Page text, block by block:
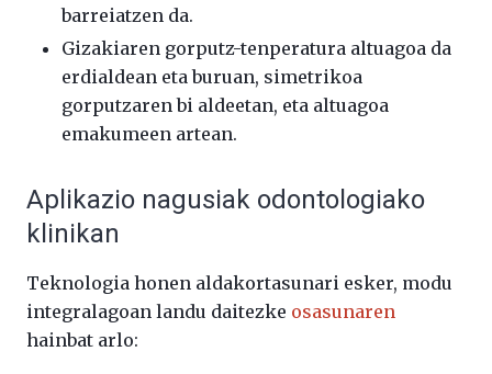
barreiatzen da.
Gizakiaren gorputz-tenperatura altuagoa da
erdialdean eta buruan, simetrikoa
gorputzaren bi aldeetan, eta altuagoa
emakumeen artean.
Aplikazio nagusiak odontologiako
klinikan
Teknologia honen aldakortasunari esker, modu
integralagoan landu daitezke osasunaren
hainbat arlo: